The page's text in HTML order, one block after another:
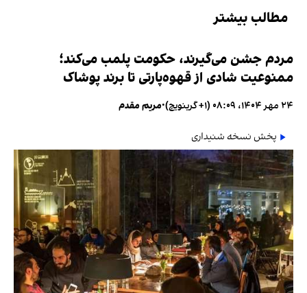
مطالب بیشتر
مردم جشن می‌گیرند، حکومت پلمب می‌کند؛
ممنوعیت شادی از قهوه‌پارتی تا برند پوشاک
۲۴ مهر ۱۴۰۴، ۰۸:۰۹ (‎+۱ گرینویچ) •مریم مقدم
پخش نسخه شنیداری